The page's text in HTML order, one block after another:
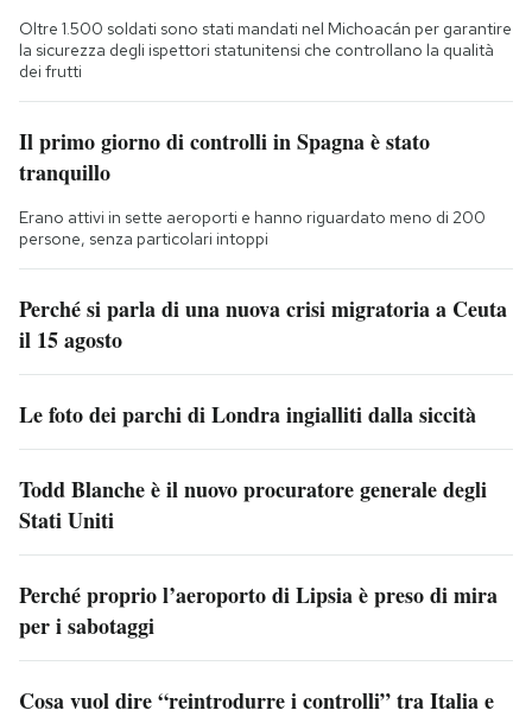
Oltre 1.500 soldati sono stati mandati nel Michoacán per garantire
la sicurezza degli ispettori statunitensi che controllano la qualità
dei frutti
Il primo giorno di controlli in Spagna è stato
tranquillo
Erano attivi in sette aeroporti e hanno riguardato meno di 200
persone, senza particolari intoppi
Perché si parla di una nuova crisi migratoria a Ceuta
il 15 agosto
Le foto dei parchi di Londra ingialliti dalla siccità
Todd Blanche è il nuovo procuratore generale degli
Stati Uniti
Perché proprio l’aeroporto di Lipsia è preso di mira
per i sabotaggi
Cosa vuol dire “reintrodurre i controlli” tra Italia e